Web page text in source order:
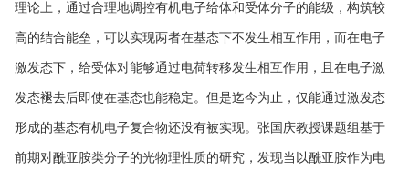
理论上，通过合理地调控有机电子给体和受体分子的能级，构筑较
高的结合能垒，可以实现两者在基态下不发生相互作用，而在电子
激发态下，给受体对能够通过电荷转移发生相互作用，且在电子激
发态褪去后即使在基态也能稳定。但是迄今为止，仅能通过激发态
形成的基态有机电子复合物还没有被实现。张国庆教授课题组基于
前期对酰亚胺类分子的光物理性质的研究，发现当以酰亚胺作为电